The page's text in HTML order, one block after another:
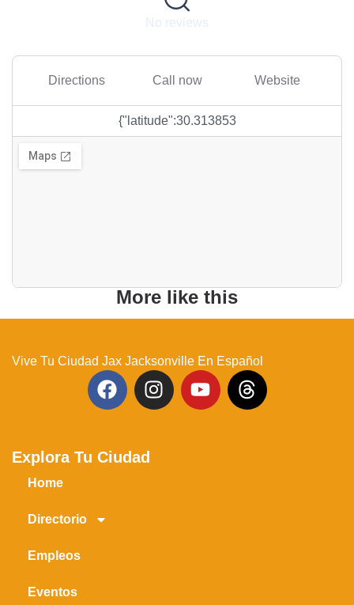
No reviews
Directions Call now Website
{"latitude":30.313853
More like this
Vive Tu Ciudad Jax Jacksonville En Español
Explora Tu Ciudad
Home
Directorio
Empleos
Eventos